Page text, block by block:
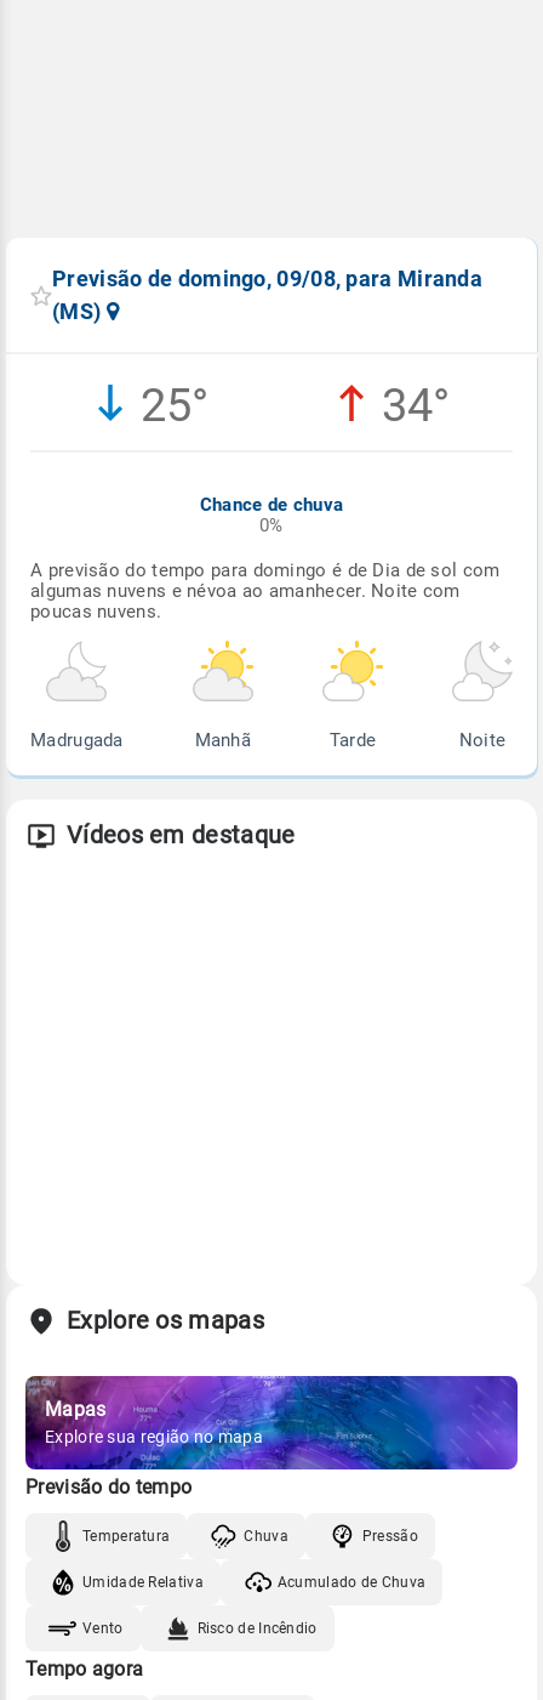
Previsão de domingo, 09/08, para Miranda
(MS)
25° 34°
Chance de chuva
0%
A previsão do tempo para domingo é de Dia de sol com
algumas nuvens e névoa ao amanhecer. Noite com
poucas nuvens.
Madrugada Manhã Tarde Noite
Vídeos em destaque
Explore os mapas
Mapas
Explore sua região no mapa
Previsão do tempo
Temperatura Chuva Pressão
Umidade Relativa Acumulado de Chuva
Vento Risco de Incêndio
Tempo agora